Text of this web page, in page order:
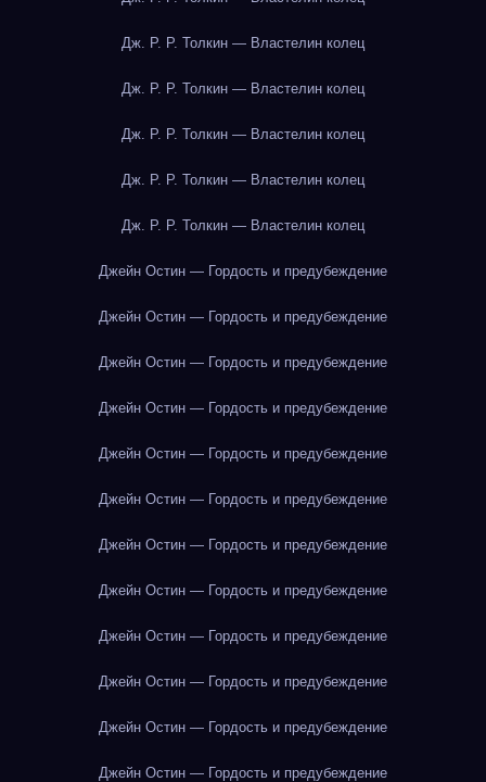
Дж. Р. Р. Толкин — Властелин колец
Дж. Р. Р. Толкин — Властелин колец
Дж. Р. Р. Толкин — Властелин колец
Дж. Р. Р. Толкин — Властелин колец
Дж. Р. Р. Толкин — Властелин колец
Джейн Остин — Гордость и предубеждение
Джейн Остин — Гордость и предубеждение
Джейн Остин — Гордость и предубеждение
Джейн Остин — Гордость и предубеждение
Джейн Остин — Гордость и предубеждение
Джейн Остин — Гордость и предубеждение
Джейн Остин — Гордость и предубеждение
Джейн Остин — Гордость и предубеждение
Джейн Остин — Гордость и предубеждение
Джейн Остин — Гордость и предубеждение
Джейн Остин — Гордость и предубеждение
Джейн Остин — Гордость и предубеждение